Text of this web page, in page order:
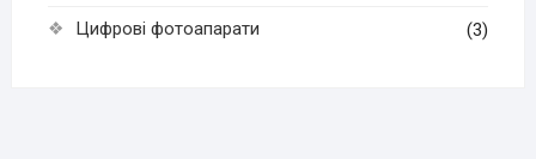
Цифрові фотоапарати (3)